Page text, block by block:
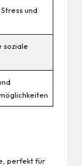
und
soziale
perfekt für